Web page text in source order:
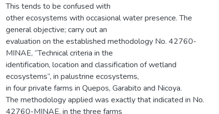
This tends to be confused with
other ecosystems with occasional water presence. The
general objective; carry out an
evaluation on the established methodology No. 42760-
MINAE, “Technical criteria in the
identification, location and classification of wetland
ecosystems”, in palustrine ecosystems,
in four private farms in Quepos, Garabito and Nicoya.
The methodology applied was exactly that indicated in No.
42760-MINAE, in the three farms